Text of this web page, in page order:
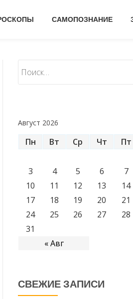
САМОПОЗНАНИЕ
Август 2026
Пн Вт Ср Чт Пт
« Авг
3
4 5 6 7
10
11 12 13 14
17
18 19 20 21
24
25 26 27 28
31
СВЕЖИЕ ЗАПИСИ